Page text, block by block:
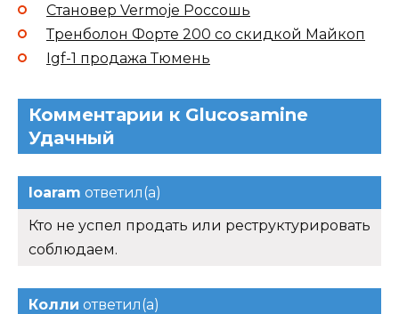
Становер Vermoje Россошь
Тренболон Форте 200 со скидкой Майкоп
Igf-1 продажа Тюмень
Комментарии к Glucosamine
Удачный
Ioaram ответил(а)
Кто не успел продать или реструктурировать
соблюдаем.
Колли ответил(а)